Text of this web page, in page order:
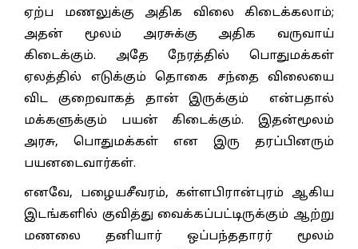
ஏற்ப மணலுக்கு அதிக விலை கிடைக்கலாம்;
அதன் மூலம் அரசுக்கு அதிக வருவாய்
கிடைக்கும். அதே நேரத்தில் பொதுமக்கள்
ஏலத்தில் எடுக்கும் தொகை சந்தை விலையை
விட குறைவாகத் தான் இருக்கும் என்பதால்
மக்களுக்கும் பயன் கிடைக்கும். இதன்மூலம்
அரசு, பொதுமக்கள் என இரு தரப்பினரும்
பயனடைவார்கள்.
எனவே, பழையசீவரம், கள்ளபிரான்புரம் ஆகிய
இடங்களில் குவித்து வைக்கப்பட்டிருக்கும் ஆற்று
மணலை தனியார் ஒப்பந்ததாரர் மூலம்